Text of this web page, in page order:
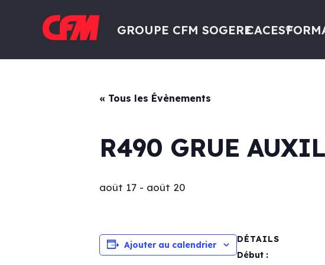
GROUPE CFM SOGERECACES®
« Tous les Évènements
R490 GRUE
août 17 - août 20
Ajouter au calendrier
DÉTAILS
Début :